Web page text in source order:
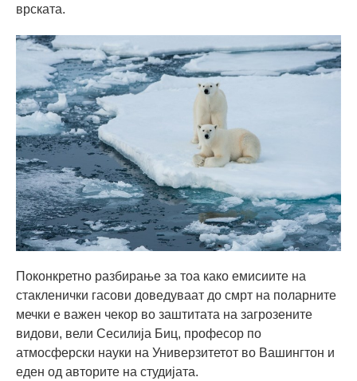
врската.
Поконкретно разбирање за тоа како емисиите на
стакленички гасови доведуваат до смрт на поларните
мечки е важен чекор во заштитата на загрозените
видови, вели Сесилија Биц, професор по
атмосферски науки на Универзитетот во Вашингтон и
еден од авторите на студијата.